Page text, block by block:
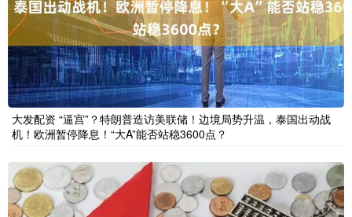
大发配资 “逼宫”？特朗普造访美联储！边境局势升温，泰国出动战
机！欧洲暂停降息！“大A”能否站稳3600点？